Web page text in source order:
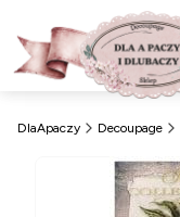
DlaApaczy Decoupage